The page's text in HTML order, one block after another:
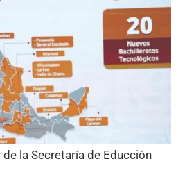
la Secretaría de Educción